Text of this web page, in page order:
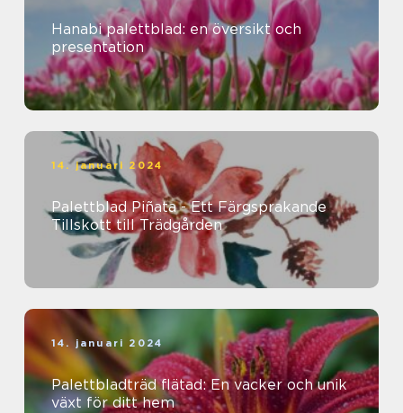
Hanabi palettblad: en översikt och
presentation
14. januari 2024
Palettblad Piñata - Ett Färgsprakande
Tillskott till Trädgården
14. januari 2024
Palettbladträd flätad: En vacker och unik
växt för ditt hem